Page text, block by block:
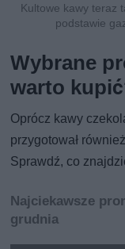
Kultowe kawy teraz
podstawie
Wybrane
warto
Oprócz kawy
przygotował
Sprawdź, co
Najciekawsze
grudnia